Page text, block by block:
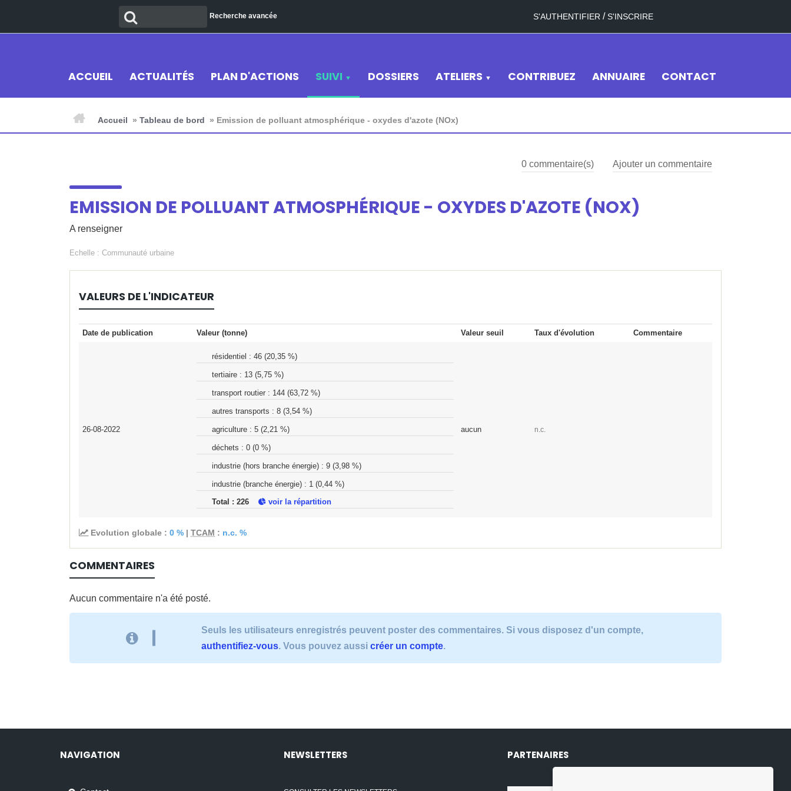
contenu
Recherche Recherche avancée S'AUTHENTIFIER /S'INSCRIRE
ACCUEIL ACTUALITÉS PLAN D'ACTIONS SUIVI ▼ DOSSIERS ATELIERS ▼ CONTRIBUEZ ANNUAIRE CONTACT
Accueil » Tableau de bord » Emission de polluant atmosphérique - oxydes d'azote (NOx)
0 commentaire(s) Ajouter un commentaire
EMISSION DE POLLUANT ATMOSPHÉRIQUE - OXYDES D'AZOTE (NOX)
A renseigner
Echelle : Communauté urbaine
Bilan
de
l'indicateur
VALEURS DE L'INDICATEUR
Date de publication Valeur (tonne) Valeur seuil Taux d'évolution Commentaire
26-08-2022
résidentiel : 46(20,35 %)
tertiaire: 13(5,75 %)
transport routier: 144(63,72 %)
autres transports : 8(3,54 %)
agriculture: 5(2,21 %)
déchets : 0(0 %)
industrie (hors branche énergie): 9(3,98 %)
industrie (branche énergie): 1 (0,44 %)
Total : 226 voir la répartition
aucun n.c.
Evolution globale : 0 % | TCAM : n.c. %
COMMENTAIRES
Aucun commentaire n'a été posté.
Seuls les utilisateurs enregistrés peuvent poster des commentaires. Si vous disposez d'un compte,
authentifiez-vous. Vous pouvez aussi créer un compte.
NAVIGATION NEWSLETTERS PARTENAIRES